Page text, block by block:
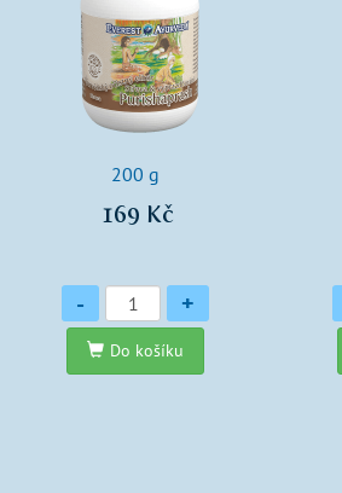
200 g
169 Kč
Množství
- +
Do košíku